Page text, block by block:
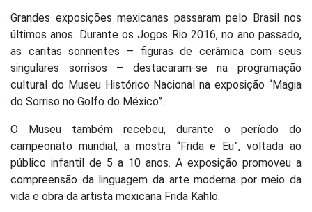
Grandes exposições mexicanas passaram pelo Brasil nos
últimos anos. Durante os Jogos Rio 2016, no ano passado,
as caritas sonrientes – figuras de cerâmica com seus
singulares sorrisos – destacaram-se na programação
cultural do Museu Histórico Nacional na exposição “Magia
do Sorriso no Golfo do México”.
O Museu também recebeu, durante o período do
campeonato mundial, a mostra “Frida e Eu”, voltada ao
público infantil de 5 a 10 anos. A exposição promoveu a
compreensão da linguagem da arte moderna por meio da
vida e obra da artista mexicana Frida Kahlo.